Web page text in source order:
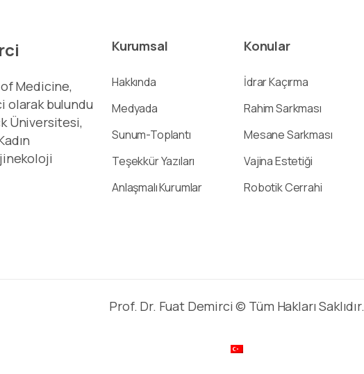
Medicine,
olarak bulundu
Üniversitesi,
Kurumsal
Hakkında
Medyada
Sunum-Toplantı
Teşekkür Yazıları
Anlaşmalı Kurumlar
Konular
İdrar Kaçırma
Rahim Sarkması
Mesane Sarkması
Vajina Estetiği
Robotik Cerrahi
Prof. Dr. Fuat Demirci © Tüm Hakları Saklıdır.